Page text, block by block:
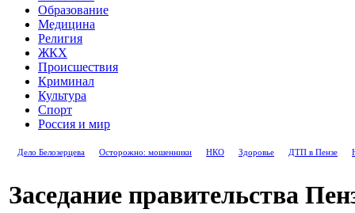
Образование
Медицина
Религия
ЖКХ
Происшествия
Криминал
Культура
Спорт
Россия и мир
Дело Белозерцева Осторожно: мошенники НКО Здоровье ДТП в Пензе
Заседание правительства